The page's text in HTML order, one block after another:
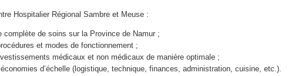
Hospitalier Régional Sambre et Meuse :
complète de soins sur la Province de Namur ;
et modes de fonctionnement ;
médicaux et non médicaux de manière optimale ;
d’échelle (logistique, technique, finances, administration, cuisine, etc.).